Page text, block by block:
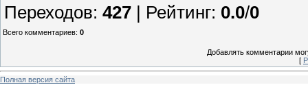
Переходов: 427 | Рейтинг: 0.0/0
Всего комментариев: 0
Добавлять комментарии
[
Полная версия сайта